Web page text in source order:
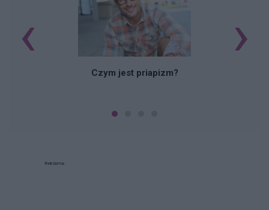
Czym jest priapizm?
‹ ›
Reklama: